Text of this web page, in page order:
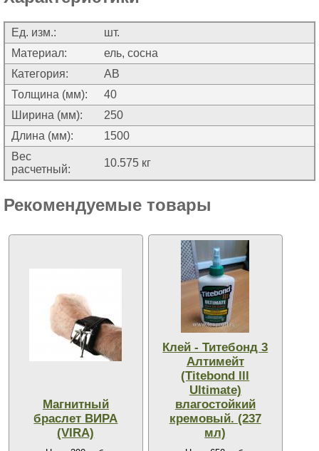
Ед. изм.:
шт.
Материал:
ель, сосна
Категория:
АВ
Толщина (мм):
40
Ширина (мм):
250
Длина (мм):
1500
Вес
расчетный:
10.575 кг
Рекомендуемые товары
Магнитный
браслет ВИРА
(VIRA)
Клей - Титебонд 3
Алтимейт
(Titebond lll
Ultimate)
влагостойкий
кремовый. (237
мл)